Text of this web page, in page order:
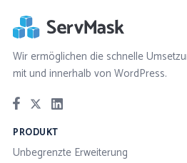
Wir ermöglichen die schnelle
mit und innerhalb von WordPress.
PRODUKT
Unbegrenzte Erweiterung